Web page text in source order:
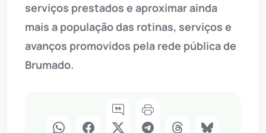
serviços prestados e aproximar ainda
mais a população das rotinas, serviços e
avanços promovidos pela rede pública de
Brumado.